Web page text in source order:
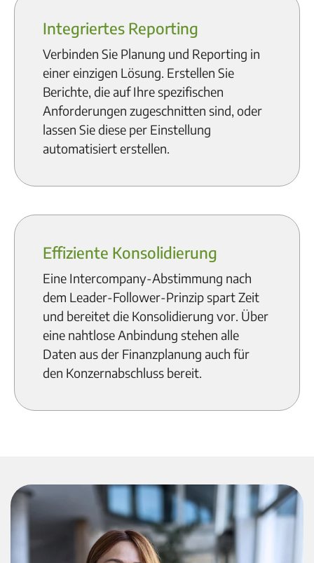
Integriertes Reporting
Verbinden Sie Planung und Reporting in
einer einzigen Lösung. Erstellen Sie
Berichte, die auf Ihre spezifischen
Anforderungen zugeschnitten sind, oder
lassen Sie diese per Einstellung
automatisiert erstellen.
Effiziente Konsolidierung
Eine Intercompany-Abstimmung nach
dem Leader-Follower-Prinzip spart Zeit
und bereitet die Konsolidierung vor. Über
eine nahtlose Anbindung stehen alle
Daten aus der Finanzplanung auch für
den Konzernabschluss bereit.